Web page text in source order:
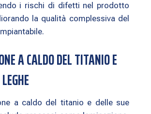
i rischi di difetti nel prodotto
la qualità complessiva del
A CALDO DEL TITANIO E
a caldo del titanio e delle sue